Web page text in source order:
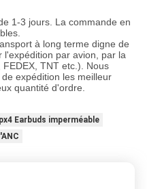
1-3 jours. La commande en
à long terme digne de
par avion, par la
TNT etc.). Nous
expédition les meilleur
quantité d'ordre.
Earbuds imperméable